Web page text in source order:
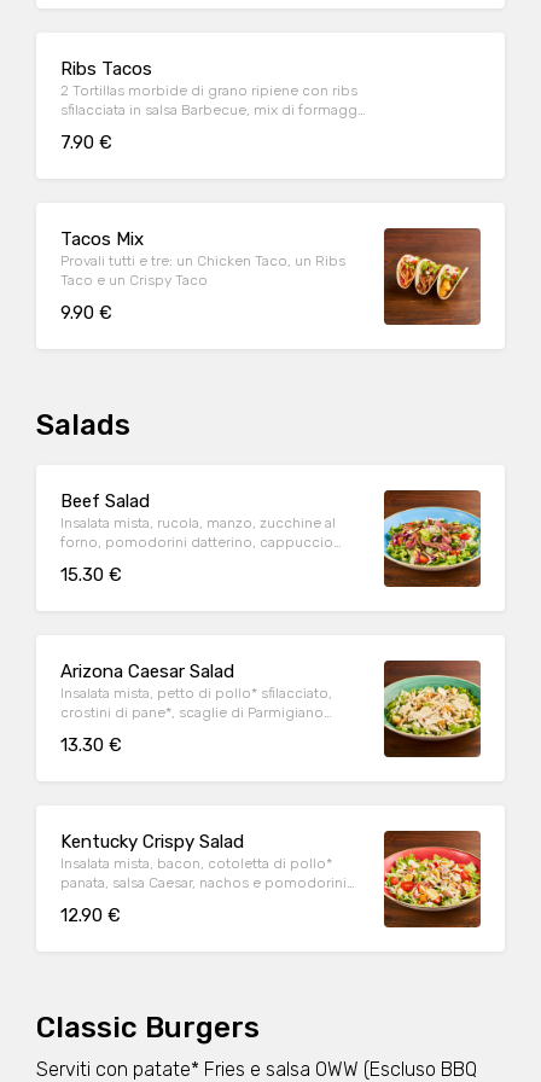
Ribs Tacos
2 Tortillas morbide di grano ripiene con ribs
sfilacciata in salsa Barbecue, mix di formaggi,
guarnito con salsa Guacamole
7.90 €
Tacos Mix
Provali tutti e tre: un Chicken Taco, un Ribs
Taco e un Crispy Taco
9.90 €
Salads
Beef Salad
Insalata mista, rucola, manzo, zucchine al
forno, pomodorini datterino, cappuccio
15.30 €
Arizona Caesar Salad
Insalata mista, petto di pollo* sfilacciato,
crostini di pane*, scaglie di Parmigiano
13.30 €
Kentucky Crispy Salad
Insalata mista, bacon, cotoletta di pollo*
panata, salsa Caesar, nachos e pomodorini
12.90 €
Classic Burgers
Serviti con patate* Fries e salsa OWW (Escluso BBQ